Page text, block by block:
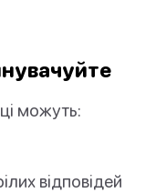
можуть:
відповідей